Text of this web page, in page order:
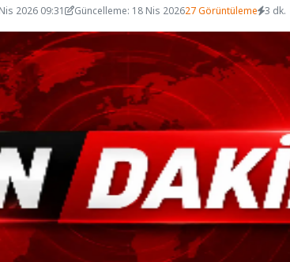
2026 09:31 Güncelleme: 18 Nis 202627 Görüntüleme 3 dk.